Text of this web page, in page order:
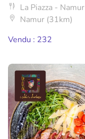
La Piazza - Namur
Namur (31km)
Vendu : 232